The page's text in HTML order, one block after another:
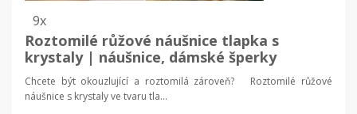
9x
Roztomilé růžové náušnice tlapka s
krystaly | náušnice, dámské šperky
Chcete být okouzlující a roztomilá zároveň? Roztomilé růžové
náušnice s krystaly ve tvaru tla...